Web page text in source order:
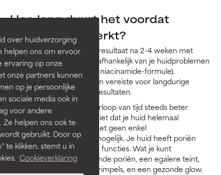
over huidverzorging
helpen ons om ervoor
ervaring op onze
onze partners kunnen
op je persoonlijke
sociale media ook in
voor andere
helpen ons ook te
gebruikt. Door op
te klikken, stemt u in
Cookieverklaring
Hoe lang duurt het voordat
niacinamide werkt?
Over het algemeen zie je resultaat na 2-4 weken met
tweemaal daags gebruik (afhankelijk van je huidproblemen
en de concentratie van je niacinamide-formule).
Voortdurend gebruik is een vereiste voor langdurige
verbetering en blijvende resultaten.
De resultaten zullen na verloop van tijd steeds beter
worden, maar verwacht niet dat je huid helemaal
"porievrij" zal zijn - dat is met geen enkel
huidverzorgingsproduct mogelijk. Je huid heeft poriën
nodig voor veel essentiële functies. Wat je kunt
verwachten: kleiner uitziende poriën, een egalere teint,
vervaagde fijne lijntjes en rimpels, en een gezonde glow.